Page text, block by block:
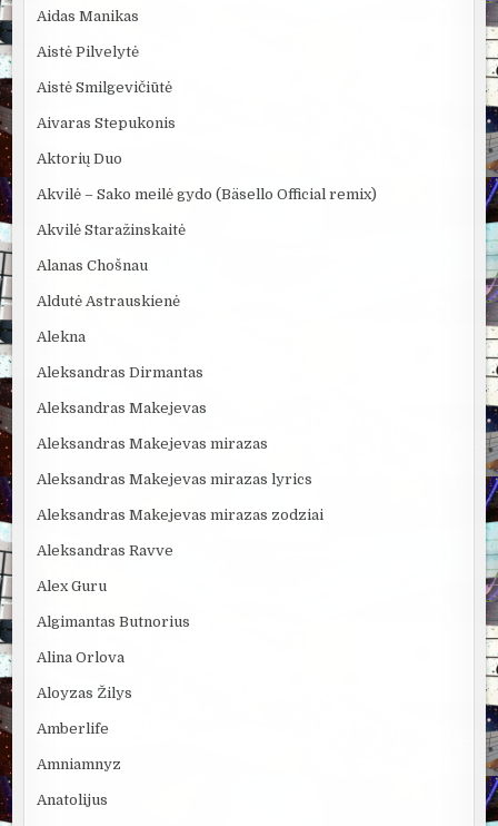
Aidas Manikas
Aistė Pilvelytė
Aistė Smilgevičiūtė
Aivaras Stepukonis
Aktorių Duo
Akvilė – Sako meilė gydo (Bäsello Official remix)
Akvilė Staražinskaitė
Alanas Chošnau
Aldutė Astrauskienė
Alekna
Aleksandras Dirmantas
Aleksandras Makejevas
Aleksandras Makejevas mirazas
Aleksandras Makejevas mirazas lyrics
Aleksandras Makejevas mirazas zodziai
Aleksandras Ravve
Alex Guru
Algimantas Butnorius
Alina Orlova
Aloyzas Žilys
Amberlife
Amniamnyz
Anatolijus